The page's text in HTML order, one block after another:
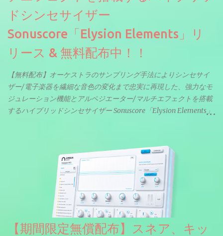
ドシンセサイザー
Sonuscore「Elysion Elements」リ
リース & 無料配布中！！
【無料配布】オーケストラのサンプリング手法によりシンセサイ
ザー/電子楽器を繊細な音色の変化まで忠実に再現した、強力なモ
ジュレーション機能とアルペジエーター/マルチエフェクトを搭載
するハイブリッドシンセサイザー Sonuscore「Elysion Elements」
えるようになっています。総容量も7GBを超えます。複数の設定に
より音色が作りこまれているため、あらかじめアルペジオがプロ
グラムされているプリセットも多いですが、アルペジオを切るこ
とももちろんできます。 ほとんどのシンセライブラリは、音を一
度サンプリングしてベロシティで音量を調整します。 しかし、
ELYSIONは違います。ビンテージシンセを含む様々な音源から、
複数のベロシティレイヤーにわたって録音し、各レイヤーを整形
することで、弱く演奏した場合と強く演奏した場合で、全く異な
【期間限定無償配布】スネア、キッ